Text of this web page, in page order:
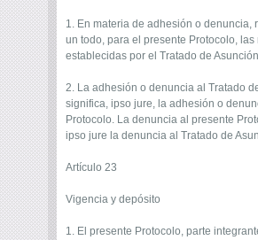
1. En materia de adhesión o denuncia,
un todo, para el presente Protocolo, las
establecidas por el Tratado de
2. La adhesión o denuncia al Tratado
significa, ipso jure, la adhesión o
Protocolo. La denuncia al presente
ipso jure la denuncia al Tratado de
Artículo 23
Vigencia y depósito
1. El presente Protocolo, parte